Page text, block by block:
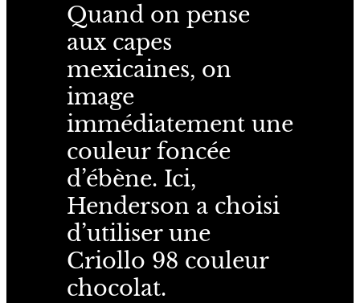
Quand on pense
aux capes
mexicaines, on
image
immédiatement une
couleur foncée
d’ébène. Ici,
Henderson a choisi
d’utiliser une
Criollo 98 couleur
chocolat.